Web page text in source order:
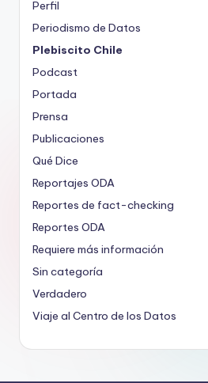
Perfil
Periodismo de Datos
Plebiscito Chile
Podcast
Portada
Prensa
Publicaciones
Qué Dice
Reportajes ODA
Reportes de fact-checking
Reportes ODA
Requiere más información
Sin categoría
Verdadero
Viaje al Centro de los Datos